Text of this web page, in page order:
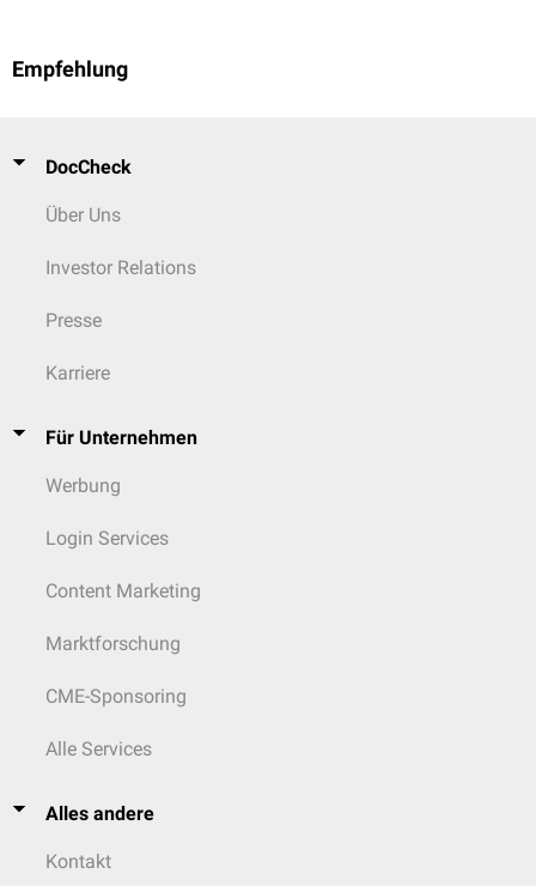
Empfehlung
DocCheck
Über Uns
Investor Relations
Presse
Karriere
Für Unternehmen
Werbung
Login Services
Content Marketing
Marktforschung
CME-Sponsoring
Alle Services
Alles andere
Kontakt